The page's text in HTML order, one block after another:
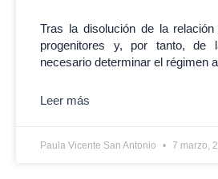
Tras la disolución de la
progenitores y, por tanto, de
necesario determinar el régimen
Leer más
Paula Vicente San Antonio 7 marzo,